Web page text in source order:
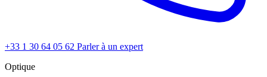
+33 1 30 64 05 62 Parler à un expert
Optique